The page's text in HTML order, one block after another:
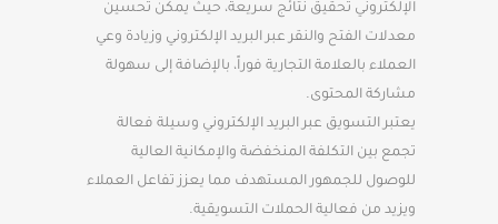
الإلكتروني تحقيق نتائج سريعة، حيث يمكن تحسين
معدلات الفتح والنقر عبر البريد الإلكتروني وزيادة وعي
العملاء بالعلامة التجارية فوراً، بالإضافة إلى سهولة
مشاركة المحتوى.
يعتبر التسويق عبر البريد الإلكتروني وسيلة فعالة
تجمع بين التكلفة المنخفضة والإمكانية العالية
للوصول للجمهور المستهدف مما يعزز تفاعل العملاء
ويزيد من فعالية الحملات التسويقية.